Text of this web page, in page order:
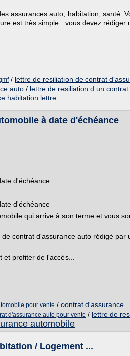
assurances auto, habitation, santé.
est très simple : vous devez rédiger
/ lettre de resiliation de contrat
auto / lettre de resiliation d un contrat
habitation lettre
à date d'échéance
d'échéance
d'échéance
qui arrive à son terme et vous
contrat d'assurance auto rédigé par
profiter de l'accès...
pour vente / contrat d'assurance
d'assurance auto pour vente / lettre de
automobile
/ Logement ...